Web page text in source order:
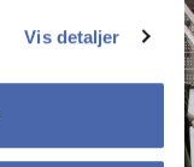
Vis detaljer